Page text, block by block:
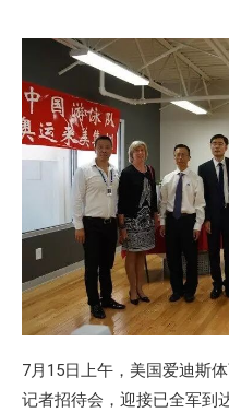
7月15日上午，美国爱迪斯
记者招待会，迎接已全军到